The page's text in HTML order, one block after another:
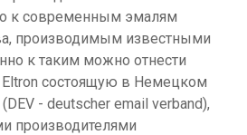
к современным эмалям
производимым известными
к таким можно отнести
состоящую в Немецком
- deutscher email verband),
производителями